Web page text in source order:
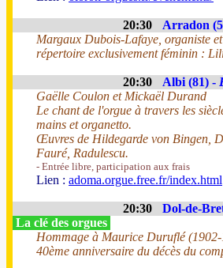
20:30
Arradon
Margaux Dubois-Lafaye, organiste
répertoire exclusivement féminin :
20:30 Albi (81) -
Gaëlle Coulon et Mickaël Durand
Le chant de l'orgue à travers les
mains et organetto.
Œuvres de Hildegarde von Bingen,
Fauré, Radulescu.
- Entrée libre, participation aux frais
Lien : adoma.orgue.free.fr/index.html
20:30 Dol-de-
La clé des orgues
Hommage à Maurice Duruflé
40ème anniversaire du décès du